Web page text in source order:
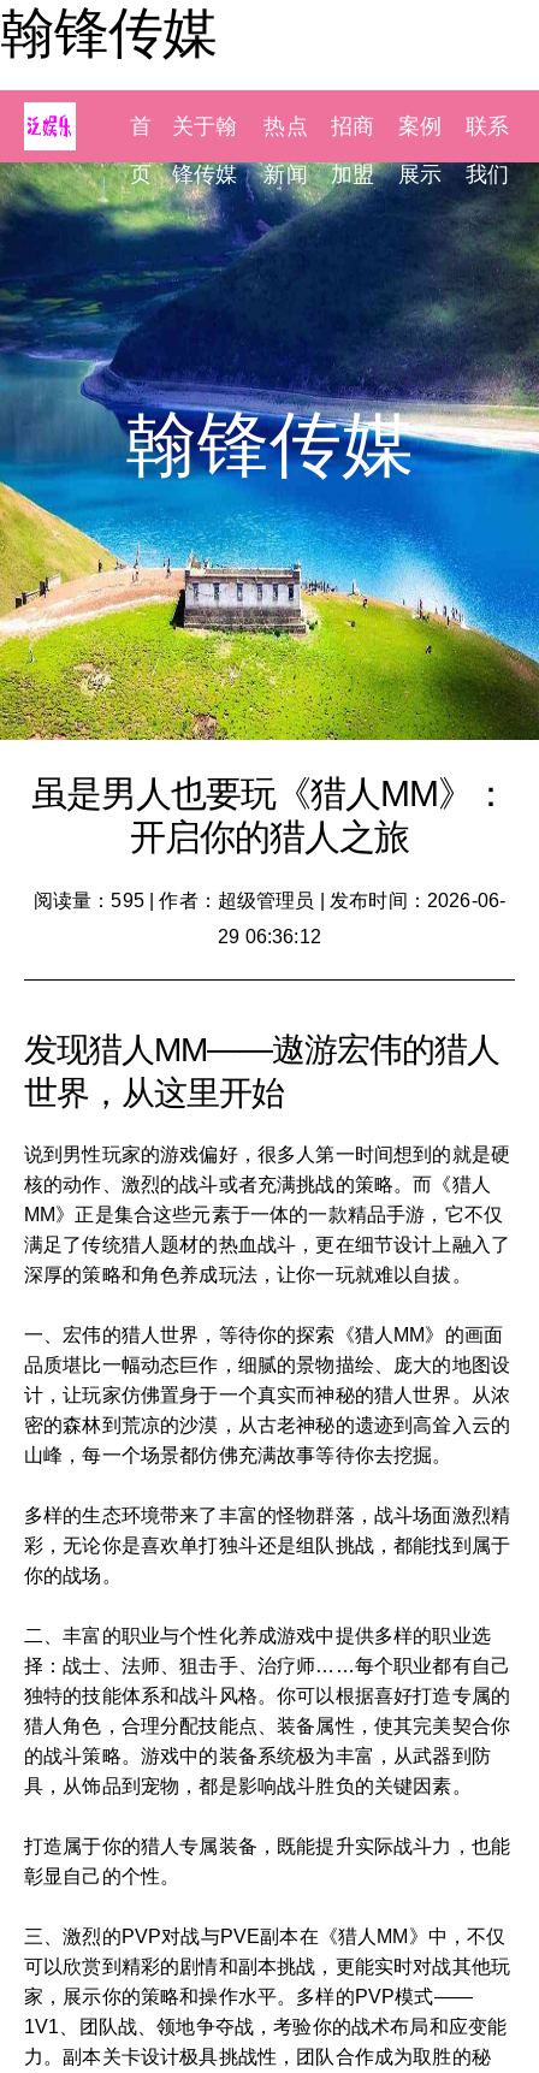
翰锋传媒
首
页
关于翰
锋传媒
热点
新闻
招商
加盟
案例
展示
联系
我们
翰锋传媒
虽是男人也要玩《猎人MM》：
开启你的猎人之旅
阅读量：595|作者：超级管理员
发布时间：2026-06-
29 06:36:12
发现猎人MM——遨游宏伟的猎人
世界，从这里开始
说到男性玩家的游戏偏好，很多人第一时间想到的就是硬
核的动作、激烈的战斗或者充满挑战的策略。而《猎人
MM》正是集合这些元素于一体的一款精品手游，它不仅
满足了传统猎人题材的热血战斗，更在细节设计上融入了
深厚的策略和角色养成玩法，让你一玩就难以自拔。
一、宏伟的猎人世界，等待你的探索《猎人MM》的画面
品质堪比一幅动态巨作，细腻的景物描绘、庞大的地图设
计，让玩家仿佛置身于一个真实而神秘的猎人世界。从浓
密的森林到荒凉的沙漠，从古老神秘的遗迹到高耸入云的
山峰，每一个场景都仿佛充满故事等待你去挖掘。
多样的生态环境带来了丰富的怪物群落，战斗场面激烈精
彩，无论你是喜欢单打独斗还是组队挑战，都能找到属于
你的战场。
二、丰富的职业与个性化养成游戏中提供多样的职业选
择：战士、法师、狙击手、治疗师……每个职业都有自己
独特的技能体系和战斗风格。你可以根据喜好打造专属的
猎人角色，合理分配技能点、装备属性，使其完美契合你
的战斗策略。游戏中的装备系统极为丰富，从武器到防
具，从饰品到宠物，都是影响战斗胜负的关键因素。
打造属于你的猎人专属装备，既能提升实际战斗力，也能
彰显自己的个性。
三、激烈的PVP对战与PVE副本在《猎人MM》中，不仅
可以欣赏到精彩的剧情和副本挑战，更能实时对战其他玩
家，展示你的策略和操作水平。多样的PVP模式——
1V1、团队战、领地争夺战，考验你的战术布局和应变能
力。副本关卡设计极具挑战性，团队合作成为取胜的秘